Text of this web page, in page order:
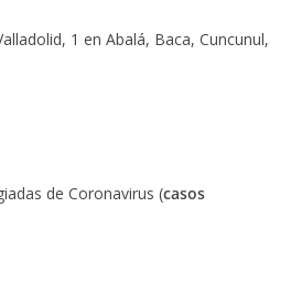
1 en Abalá, Baca, Cuncunul,
de Coronavirus (casos